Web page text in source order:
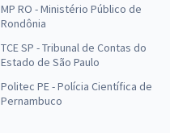
MP RO - Ministério Público de
Rondônia
TCE SP - Tribunal de Contas do
Estado de São Paulo
Politec PE - Polícia Científica de
Pernambuco